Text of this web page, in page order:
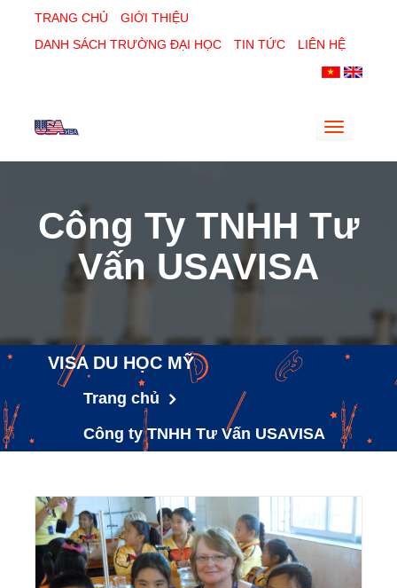
TRANG CHỦ
GIỚI THIỆU
DANH SÁCH TRƯỜNG ĐẠI HỌC
TIN TỨC LIÊN HỆ
Toggle
Công Ty TNHH Tư
Vấn USAVISA
VISA DU HỌC MỸ
Trang chủ
Công ty TNHH Tư Vấn USAVISA